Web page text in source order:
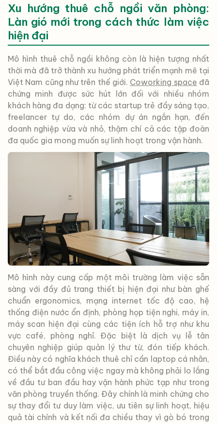
Xu hướng thuê chỗ ngồi văn phòng:
Làn gió mới trong cách thức làm việc
hiện đại
Mô hình thuê chỗ ngồi không còn là hiện tượng nhất
thời mà đã trở thành xu hướng phát triển mạnh mẽ tại
Việt Nam cũng như trên thế giới. Coworking space đã
chứng minh được sức hút lớn đối với nhiều nhóm
khách hàng đa dạng: từ các startup trẻ đầy sáng tạo,
freelancer tự do, các nhóm dự án ngắn hạn, đến
doanh nghiệp vừa và nhỏ, thậm chí cả các tập đoàn
đa quốc gia mong muốn sự linh hoạt trong vận hành.
Mô hình này cung cấp một môi trường làm việc sẵn
sàng với đầy đủ trang thiết bị hiện đại như bàn ghế
chuẩn ergonomics, mạng internet tốc độ cao, hệ
thống điện nước ổn định, phòng họp tiện nghi, máy in,
máy scan hiện đại cùng các tiện ích hỗ trợ như khu
vực café, phòng nghỉ. Đặc biệt là dịch vụ lễ tân
chuyên nghiệp giúp quản lý thư từ, đón tiếp khách.
Điều này có nghĩa khách thuê chỉ cần laptop cá nhân,
có thể bắt đầu công việc ngay mà không phải lo lắng
về đầu tư ban đầu hay vận hành phức tạp như trong
văn phòng truyền thống. Đây chính là minh chứng cho
sự thay đổi tư duy làm việc, ưu tiên sự linh hoạt, hiệu
quả tài chính và kết nối đa chiều thay vì gò bó trong